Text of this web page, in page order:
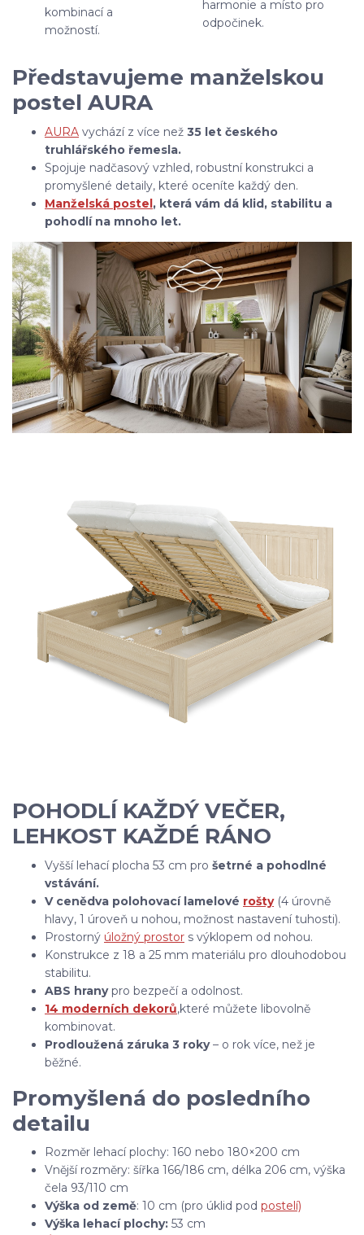
kombinací a
možností.
harmonie a místo pro
odpočinek.
Představujeme manželskou
postel AURA
AURA vychází z více než 35 let českého
truhlářského řemesla.
Spojuje nadčasový vzhled, robustní konstrukci a
promyšlené detaily, které oceníte každý den.
Manželská postel, která vám dá klid, stabilitu a
pohodlí na mnoho let.
POHODLÍ KAŽDÝ VEČER,
LEHKOST KAŽDÉ RÁNO
Vyšší lehací plocha 53 cm pro šetrné a pohodlné
vstávání.
V cenědva polohovací lamelové rošty(4 úrovně
hlavy, 1 úroveň u nohou, možnost nastavení tuhosti).
Prostorný úložný prostor s výklopem od nohou.
Konstrukce z 18 a 25 mm materiálu pro dlouhodobou
stabilitu.
ABS hranypro bezpečí a odolnost.
14 moderních dekorů,které můžete libovolně
kombinovat.
Prodloužená záruka 3 roky– o rok více, než je
běžné.
Promyšlená do posledního
detailu
Rozměr lehací plochy: 160 nebo 180×200 cm
Vnější rozměry: šířka 166/186 cm, délka 206 cm, výška
čela 93/110 cm
Výška od země: 10 cm (pro úklid pod postelí)
Výška lehací plochy: 53 cm